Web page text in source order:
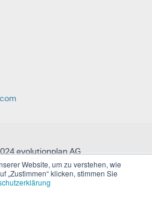
Website, um zu verstehen, wie
„Zustimmen“ klicken, stimmen Sie
evolutionplan AG